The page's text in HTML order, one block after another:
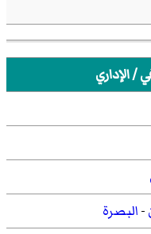
/ الإداري
-البصرة